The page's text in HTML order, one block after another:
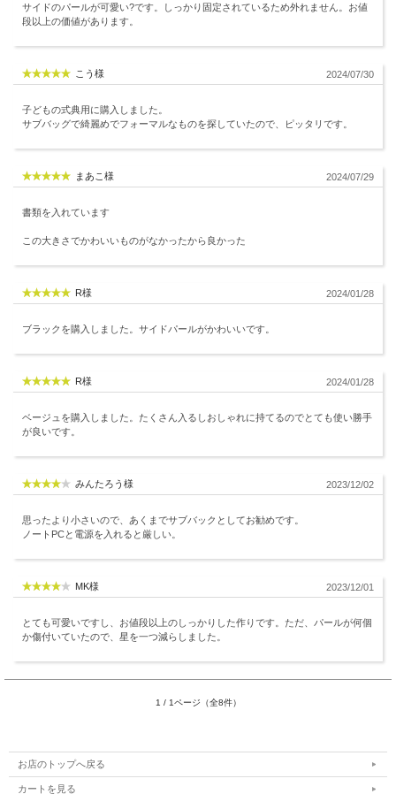
サイドのパールが可愛い?です。しっかり固定されているため外れません。お値
段以上の価値があります。
こう様 2024/07/30
子どもの式典用に購入しました。
サブバッグで綺麗めでフォーマルなものを探していたので、ピッタリです。
まあこ様 2024/07/29
書類を入れています
この大きさでかわいいものがなかったから良かった
R様 2024/01/28
ブラックを購入しました。サイドパールがかわいいです。
R様 2024/01/28
ベージュを購入しました。たくさん入るしおしゃれに持てるのでとても使い勝手
が良いです。
みんたろう様 2023/12/02
思ったより小さいので、あくまでサブバックとしてお勧めです。
ノートPCと電源を入れると厳しい。
MK様 2023/12/01
とても可愛いですし、お値段以上のしっかりした作りです。ただ、パールが何個
か傷付いていたので、星を一つ減らしました。
1 / 1ページ（全8件）
お店のトップへ戻る
カートを見る